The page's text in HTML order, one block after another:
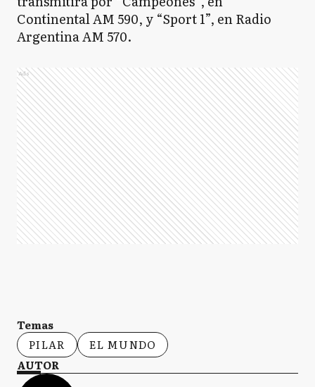
Continental AM 590, y “Sport 1”, en Radio
Argentina AM 570.
Ads
Temas
PILAR
EL MUNDO
AUTOR